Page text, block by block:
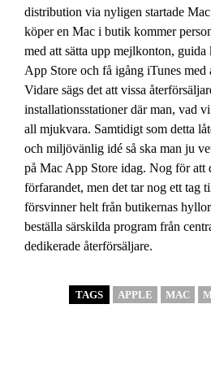
distribution via nyligen startade
köper en Mac i butik kommer
med att sätta upp mejlkonton,
App Store och få igång iTunes med
Vidare sägs det att vissa
installationsstationer där man, vad
all mjukvara. Samtidigt som detta
och miljövänlig idé så ska man ju
på Mac App Store idag. Nog för att
förfarandet, men det tar nog ett tag
försvinner helt från butikernas
beställa särskilda program från
dedikerade återförsäljare.
TAGS APPLE MAC